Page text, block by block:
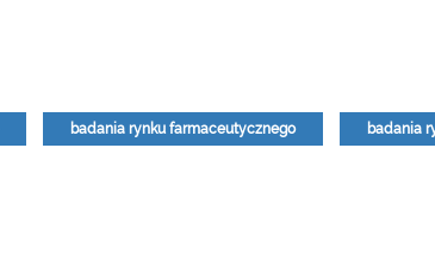
badania rynku farmaceutycznego badania